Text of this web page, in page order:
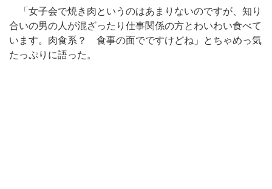
「女子会で焼き肉というのはあまりないのですが、知り
合いの男の人が混ざったり仕事関係の方とわいわい食べて
います。肉食系？ 食事の面でですけどね」とちゃめっ気
たっぷりに語った。